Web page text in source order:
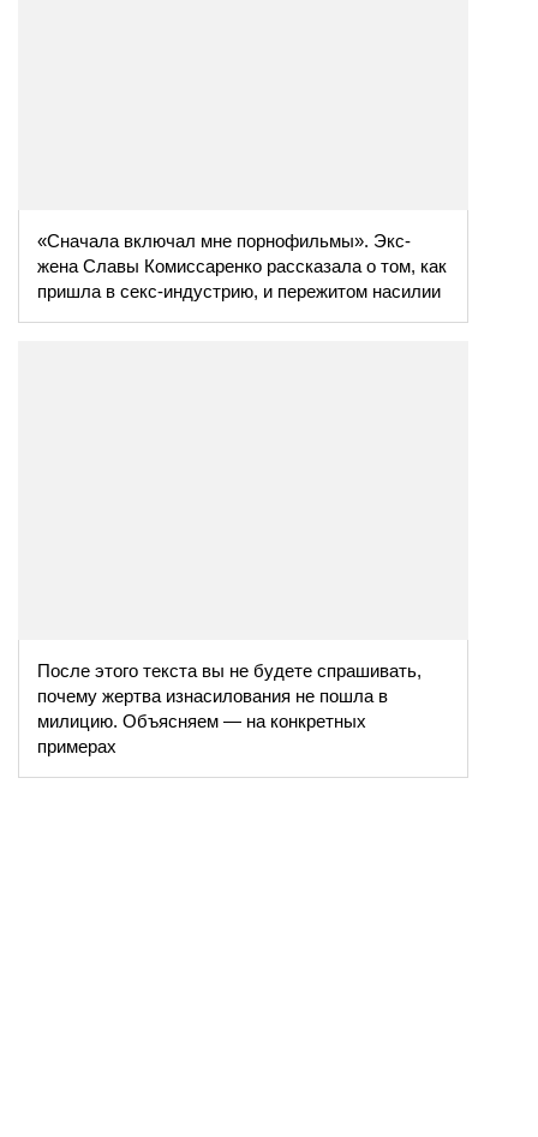
«Сначала включал мне порнофильмы». Экс-
жена Славы Комиссаренко рассказала о том, как
пришла в секс-индустрию, и пережитом насилии
После этого текста вы не будете спрашивать,
почему жертва изнасилования не пошла в
милицию. Объясняем — на конкретных
примерах